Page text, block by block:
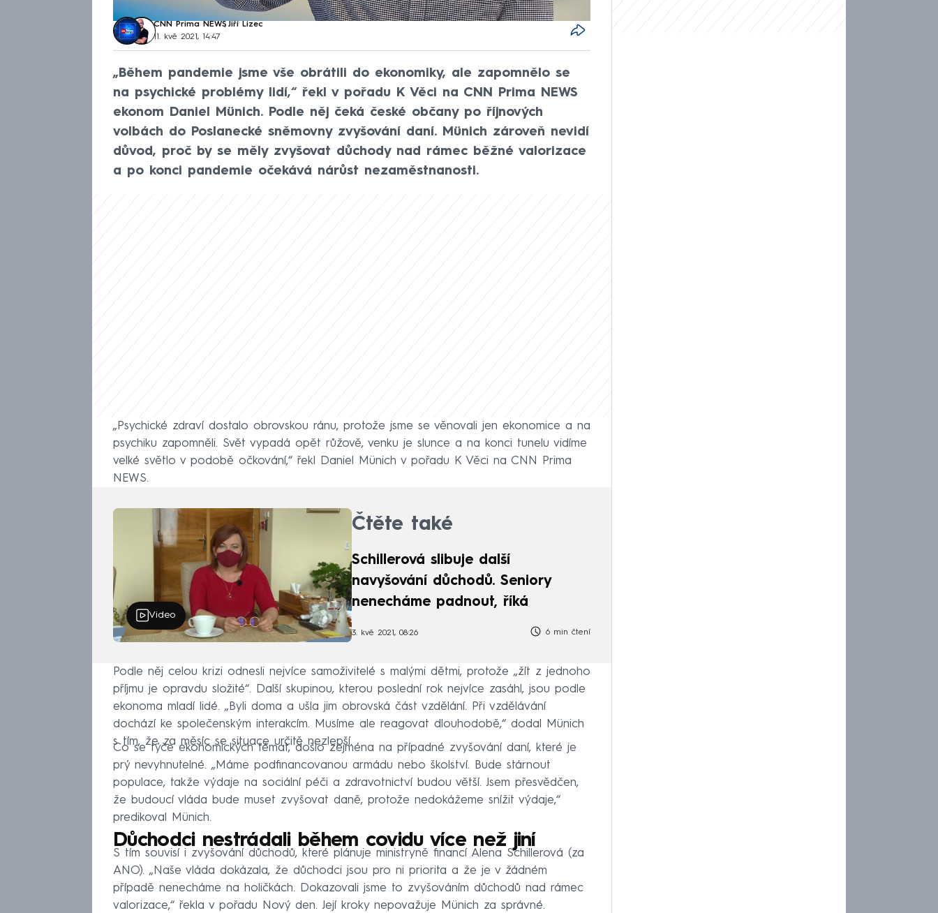
CNN Prima NEWS, Jiří Lizec
11. kvě 2021, 14:47
„Během pandemie jsme vše obrátili do ekonomiky, ale zapomnělo se
na psychické problémy lidí,“ řekl v pořadu K Věci na CNN Prima NEWS
ekonom Daniel Münich. Podle něj čeká české občany po říjnových
volbách do Poslanecké sněmovny zvyšování daní. Münich zároveň nevidí
důvod, proč by se měly zvyšovat důchody nad rámec běžné valorizace
a po konci pandemie očekává nárůst nezaměstnanosti.
„Psychické zdraví dostalo obrovskou ránu, protože jsme se věnovali jen ekonomice a na
psychiku zapomněli. Svět vypadá opět růžově, venku je slunce a na konci tunelu vidíme
velké světlo v podobě očkování,“ řekl Daniel Münich v pořadu K Věci na CNN Prima
NEWS.
Video
Čtěte také
Schillerová slibuje další
navyšování důchodů. Seniory
nenecháme padnout, říká
3. kvě 2021, 08:26 6 min čtení
Podle něj celou krizi odnesli nejvíce samoživitelé s malými dětmi, protože „žít z jednoho
příjmu je opravdu složité“. Další skupinou, kterou poslední rok nejvíce zasáhl, jsou podle
ekonoma mladí lidé. „Byli doma a ušla jim obrovská část vzdělání. Při vzdělávání
dochází ke společenským interakcím. Musíme ale reagovat dlouhodobě,“ dodal Münich
s tím, že za měsíc se situace určitě nezlepší.
Co se týče ekonomických témat, došlo zejména na případné zvyšování daní, které je
prý nevyhnutelné. „Máme podfinancovanou armádu nebo školství. Bude stárnout
populace, takže výdaje na sociální péči a zdravotnictví budou větší. Jsem přesvědčen,
že budoucí vláda bude muset zvyšovat daně, protože nedokážeme snížit výdaje,“
predikoval Münich.
Důchodci nestrádali během covidu více než jiní
S tím souvisí i zvyšování důchodů, které plánuje ministryně financí Alena Schillerová (za
ANO). „Naše vláda dokázala, že důchodci jsou pro ni priorita a že je v žádném
případě nenecháme na holičkách. Dokazovali jsme to zvyšováním důchodů nad rámec
valorizace,“ řekla v pořadu Nový den. Její kroky nepovažuje Münich za správné.